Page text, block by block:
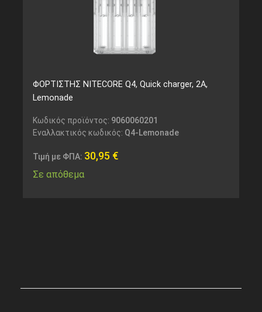
ΦΟΡΤΙΣΤΗΣ NITECORE Q4, Quick charger, 2A,
Lemonade
Κωδικός προϊόντος: 9060060201
Εναλλακτικός κωδικός: Q4-Lemonade
Τιμή με ΦΠΑ: 30,95 €
Σε απόθεμα